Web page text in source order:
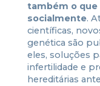
também o
socialmente.
científicas,
genética são
eles, soluções
infertilidade e
hereditárias